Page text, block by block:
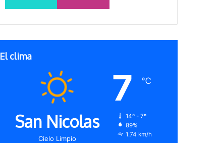
El clima
San Nicolas
Cielo Limpio
7 ℃
14º - 7º
89%
1.74 km/h